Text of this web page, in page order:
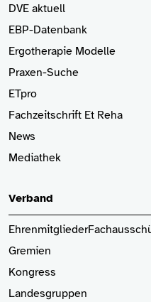
DVE aktuell
EBP-Datenbank
Ergotherapie Modelle
Praxen-Suche
ETpro
Fachzeitschrift Et Reha
News
Mediathek
Verband
Ehrenmitglieder
Gremien
Kongress
Landesgruppen